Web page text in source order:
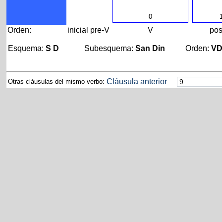
0
Orden: inicial pre-V V
Esquema: S D Subesquema:San Din Orden:VD
Otras cláusulas del mismo verbo: Cláusula anterior